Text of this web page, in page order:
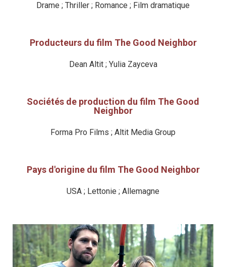
Drame ; Thriller ; Romance ; Film dramatique
Producteurs du film The Good Neighbor
Dean Altit ; Yulia Zayceva
Sociétés de production du film The Good
Neighbor
Forma Pro Films ; Altit Media Group
Pays d'origine du film The Good Neighbor
USA ; Lettonie ; Allemagne